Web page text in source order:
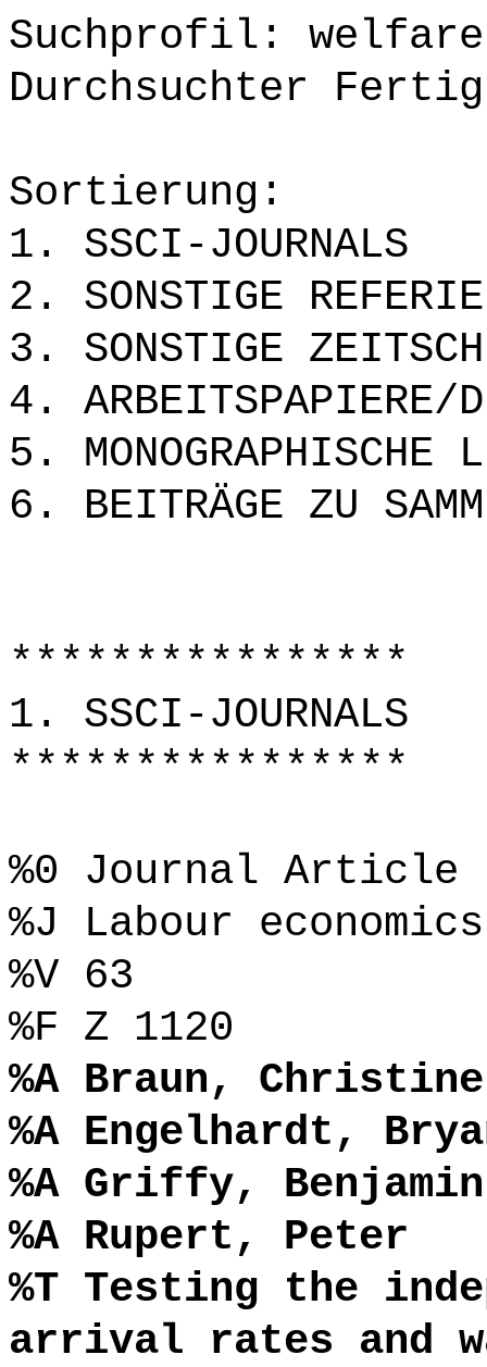
Suchprofil:
Durchsuchter
Sortierung:
1. SSCI-JOURNALS
2. SONSTIGE
3. SONSTIGE
4. ARBEITSPAPIERE/
5. MONOGRAPHISCHE
6. BEITRÄGE ZU
****************
1. SSCI-JOURNALS
****************
%0 Journal Article
%J Labour economics
%V 63
%F Z 1120
%A Braun, Christine
%A Engelhardt,
%A Griffy, Benjamin
%A Rupert, Peter
%T Testing the
arrival rates and